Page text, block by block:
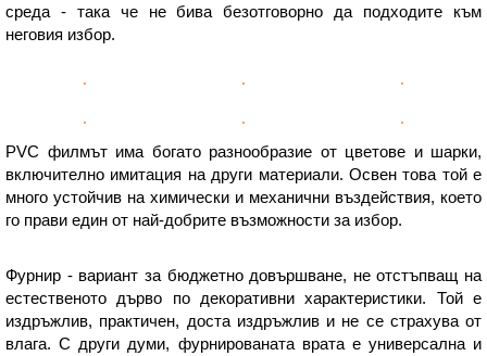
среда - така че не бива безотговорно да подходите към
неговия избор.
PVC филмът има богато разнообразие от цветове и шарки,
включително имитация на други материали. Освен това той е
много устойчив на химически и механични въздействия, което
го прави един от най-добрите възможности за избор.
Фурнир - вариант за бюджетно довършване, не отстъпващ на
естественото дърво по декоративни характеристики. Той е
издръжлив, практичен, доста издръжлив и не се страхува от
влага. С други думи, фурнированата врата е универсална и